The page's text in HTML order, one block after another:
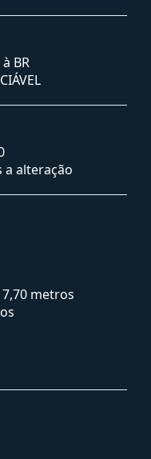
BR
a alteração
metros